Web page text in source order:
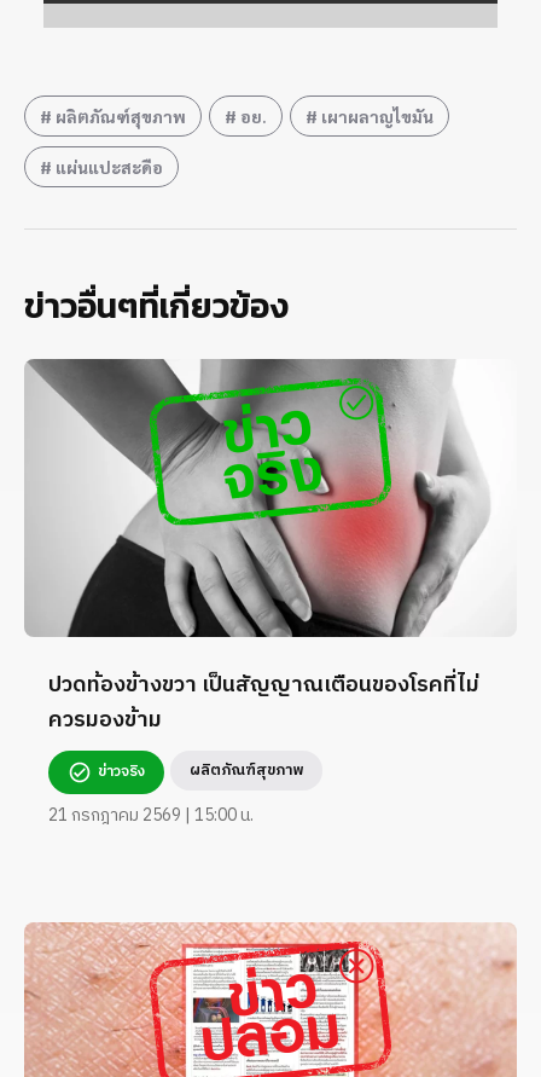
ผลิตภัณฑ์สุขภาพ อย. เผาผลาญไขมัน
แผ่นแปะสะดือ
ข่าวอื่นๆที่เกี่ยวข้อง
ปวดท้องข้างขวา เป็นสัญญาณเตือนของโรคที่ไม่
ควรมองข้าม
ข่าวจริง ผลิตภัณฑ์สุขภาพ
21 กรกฎาคม 2569 | 15:00 น.